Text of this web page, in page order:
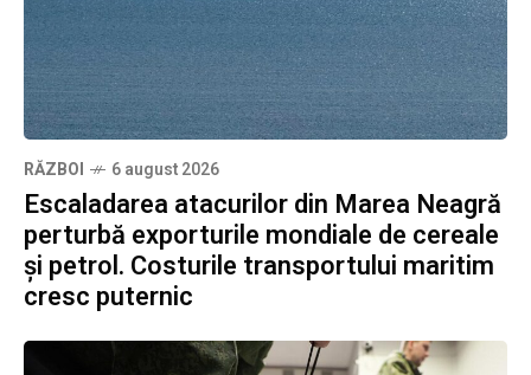
RĂZBOI 6 august 2026
Escaladarea atacurilor din Marea Neagră
perturbă exporturile mondiale de cereale
și petrol. Costurile transportului maritim
cresc puternic